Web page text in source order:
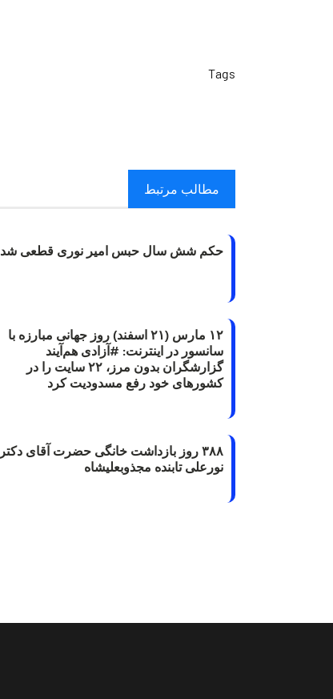
Tags
مطالب مرتبط
حکم شش سال حبس امیر نوری قطعی شد
۱۲ مارس (۲۱ اسفند) روز جهانی مبارزه با
سانسور در اینترنت: #آزادی هم‌آیند
گزارشگران‌ بدون مرز، ۲۲ سایت را در
کشورهای خود رفع مسدودیت کرد
۳۸۸ روز بازداشت خانگی حضرت آقای دکتر
نورعلی تابنده مجذوبعلیشاه